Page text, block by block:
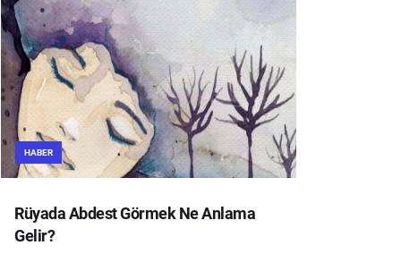
HABER
Rüyada Abdest Görmek Ne Anlama
Gelir?